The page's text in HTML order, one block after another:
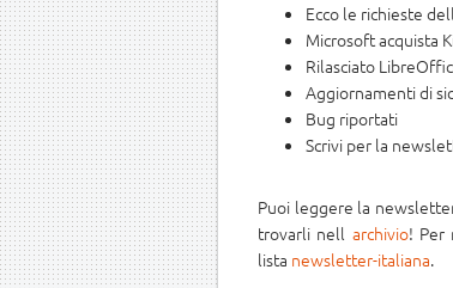
Ecco le richieste
Microsoft acquista
Rilasciato
Aggiornamenti di
Bug riportati
Scrivi per la
Puoi leggere la
trovarli nell archivio! Per
lista newsletter-italiana.